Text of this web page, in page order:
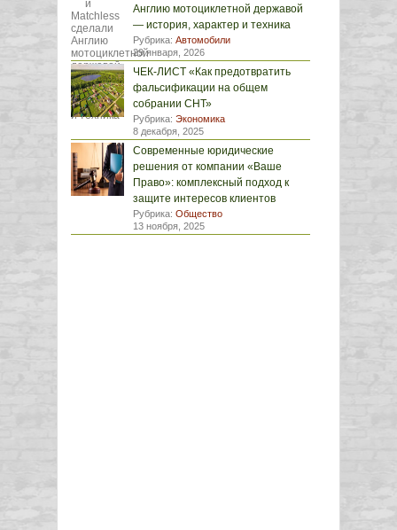
Англию мотоциклетной державой
— история, характер и техника
Рубрика: Автомобили
29 января, 2026
ЧЕК-ЛИСТ «Как предотвратить
фальсификации на общем
собрании СНТ»
Рубрика: Экономика
8 декабря, 2025
Современные юридические
решения от компании «Ваше
Право»: комплексный подход к
защите интересов клиентов
Рубрика: Общество
13 ноября, 2025